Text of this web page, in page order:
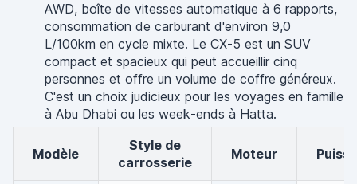
AWD, boîte de vitesses automatique à 6 rapports,
consommation de carburant d'environ 9,0
L/100km en cycle mixte. Le CX-5 est un SUV
compact et spacieux qui peut accueillir cinq
personnes et offre un volume de coffre généreux.
C'est un choix judicieux pour les voyages en famille
à Abu Dhabi ou les week-ends à Hatta.
Modèle
Style de
carrosserie
Moteur